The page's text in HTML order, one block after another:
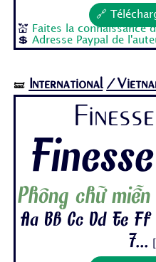
🔗
💒
Faites la connaissance
💲Adresse Paypal de
🝛 International /
Phông chữ
Aa Bb Cc Dd Ee
7...